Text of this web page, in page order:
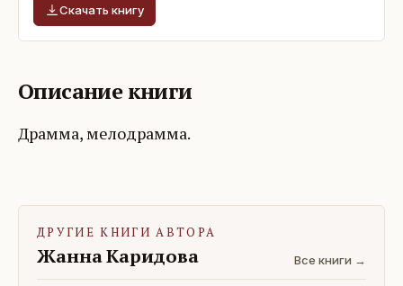
Скачать книгу
Описание книги
Драмма, мелодрамма.
ДРУГИЕ КНИГИ АВТОРА
Жанна Каридова Все книги →